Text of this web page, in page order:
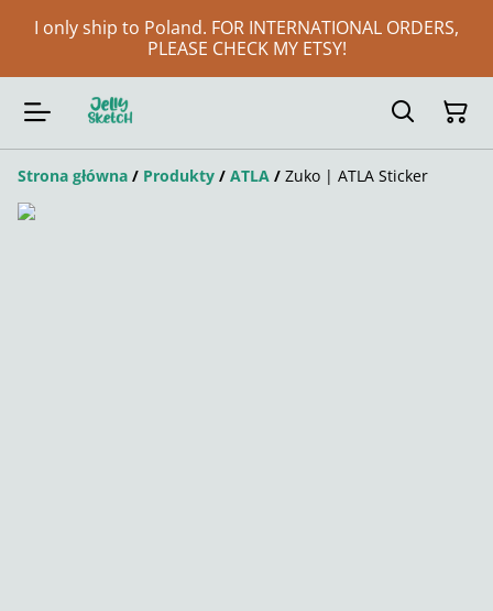
I only ship to Poland. FOR INTERNATIONAL ORDERS,
PLEASE CHECK MY ETSY!
Strona główna / Produkty / ATLA / Zuko | ATLA Sticker